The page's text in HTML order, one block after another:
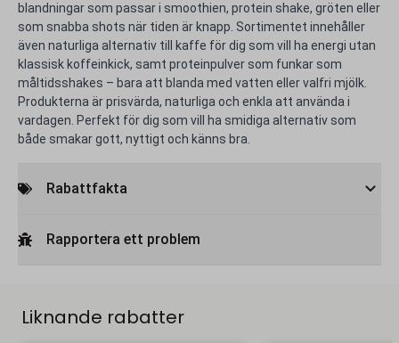
blandningar som passar i smoothien, protein shake, gröten eller
som snabba shots när tiden är knapp. Sortimentet innehåller
även naturliga alternativ till kaffe för dig som vill ha energi utan
klassisk koffeinkick, samt proteinpulver som funkar som
måltidsshakes – bara att blanda med vatten eller valfri mjölk.
Produkterna är prisvärda, naturliga och enkla att använda i
vardagen. Perfekt för dig som vill ha smidiga alternativ som
både smakar gott, nyttigt och känns bra.
Rabattfakta
Rapportera ett problem
Liknande rabatter